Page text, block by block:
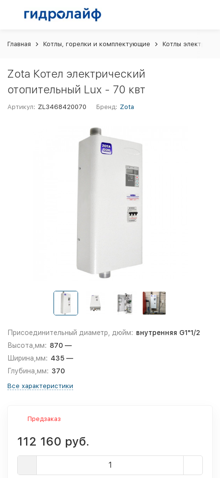
Главная Котлы, горелки и комплектующие Котлы
Zota Котел электрический
отопительный Lux - 70 квт
Артикул: ZL3468420070 Бренд: Zota
Присоединительный диаметр, дюйм: внутренняя G1"1/2
Высота,мм: 870 —
Ширина,мм: 435 —
Глубина,мм: 370
Все характеристики
Предзаказ
112 160 руб.